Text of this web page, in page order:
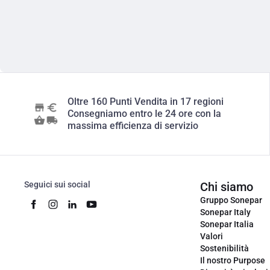
Oltre 160 Punti Vendita in 17 regioni
Consegniamo entro le 24 ore con la
massima efficienza di servizio
Seguici sui social Chi siamo
Gruppo Sonepar
Sonepar Italy
Sonepar Italia
Valori
Sostenibilità
Il nostro Purpose